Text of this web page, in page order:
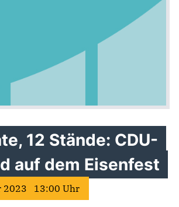
12 Stände: CDU-
auf dem Eisenfest
2023 13:00 Uhr